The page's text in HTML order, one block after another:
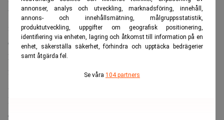
annonser, analys och utveckling, marknadsföring, innehåll,
annons- och innehållsmätning, målgruppsstatistik,
produktutveckling, uppgifter om geografisk positionering,
identifiering via enheten, lagring och åtkomst till information på en
enhet, säkerställa säkerhet, förhindra och upptäcka bedrägerier
samt åtgärda fel.
Se våra 104 partners
Wall Street Journal rapporterade tidigare på torsdagen,
med hänvisning till personer med insyn, att Coatue leder
en investering på 3 miljarder dollar, drygt 28 miljarder
kronor, till just den värderingen. Coatue gick inte att nå
för en kommentar utanför kontorstid, skriver
Affären bekräftar den snabba uppvärdering
I juni fördes samtal till en värdering över 165 miljarder
dollar. Den nivån har alltså passerats med god marginal.